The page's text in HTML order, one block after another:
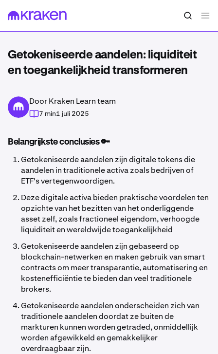
Getokeniseerde aandelen: liquiditeit
en toegankelijkheid transformeren
Door Kraken Learn team
7 min1 juli 2025
Belangrijkste conclusies 🔑
Getokeniseerde aandelen zijn digitale tokens die
aandelen in traditionele activa zoals bedrijven of
ETF's vertegenwoordigen.
Deze digitale activa bieden praktische voordelen ten
opzichte van het bezitten van het onderliggende
asset zelf, zoals fractioneel eigendom, verhoogde
liquiditeit en wereldwijde toegankelijkheid
Getokeniseerde aandelen zijn gebaseerd op
blockchain-netwerken en maken gebruik van smart
contracts om meer transparantie, automatisering en
kostenefficiëntie te bieden dan veel traditionele
brokers.
Getokeniseerde aandelen onderscheiden zich van
traditionele aandelen doordat ze buiten de
markturen kunnen worden getraded, onmiddellijk
worden afgewikkeld en gemakkelijker
overdraagbaar zijn.